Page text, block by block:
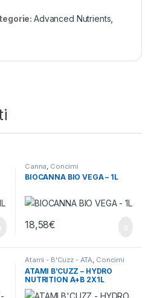
Advanced Nutrients
Canna Concimi
BIOCANNA BIO VEGA – 1L
18,58€
Atami - B'Cuzz - ATA, Concimi
ATAMI B’CUZZ – HYDRO
NUTRITION A+B 2X1L